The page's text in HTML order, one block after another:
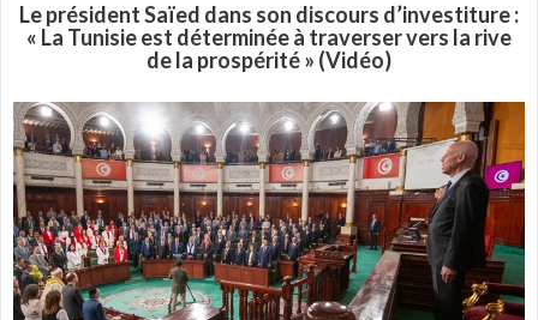
Le président Saïed dans son discours d’investiture :
« La Tunisie est déterminée à traverser vers la rive
de la prospérité » (Vidéo)